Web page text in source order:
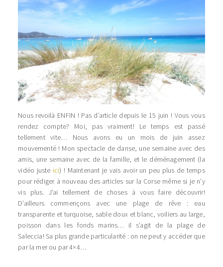
Nous revoilà ENFIN ! Pas d’article depuis le 15 juin ! Vous vous
rendez compte? Moi, pas vraiment! Le temps est passé
tellement vite… Nous avons eu un mois de juin assez
mouvementé ! Mon spectacle de danse, une semaine avec des
amis, une semaine avec de la famille, et le déménagement (la
vidéo juste ici) ! Maintenant je vais avoir un peu plus de temps
pour rédiger à nouveau des articles sur la Corse même si je n’y
vis plus. J’ai tellement de choses à vous faire découvrir!
D’ailleurs commençons avec une plage de rêve : eau
transparente et turquoise, sable doux et blanc, voiliers au large,
poisson dans les fonds marins… il s’agit de la plage de
Saleccia! Sa plus grande particularité : on ne peut y accéder que
par la mer ou par 4×4…